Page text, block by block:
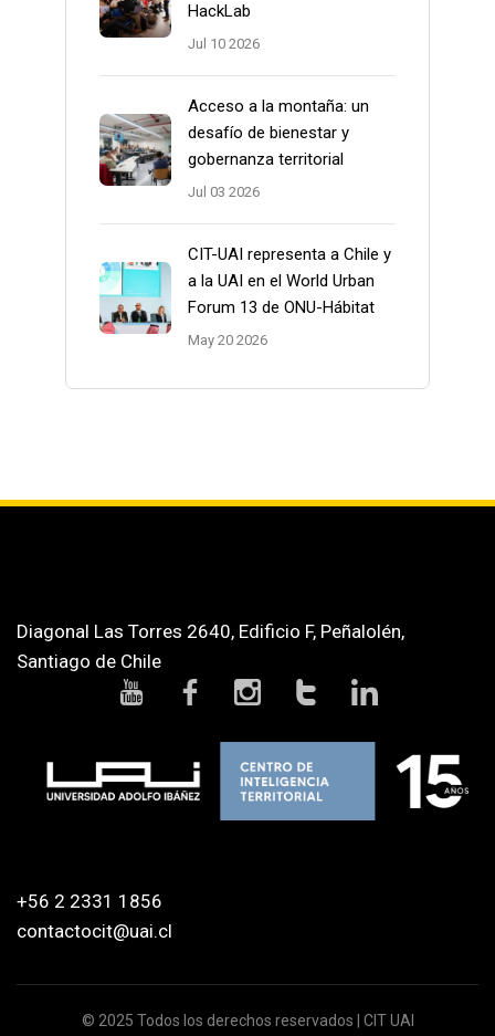
HackLab
Jul 10 2026
Acceso a la montaña: un
desafío de bienestar y
gobernanza territorial
Jul 03 2026
CIT-UAI representa a Chile y
a la UAI en el World Urban
Forum 13 de ONU-Hábitat
May 20 2026
Diagonal Las Torres 2640, Edificio F, Peñalolén,
Santiago de Chile
+56 2 2331 1856
contactocit@uai.cl
© 2025 Todos los derechos reservados | CIT UAI